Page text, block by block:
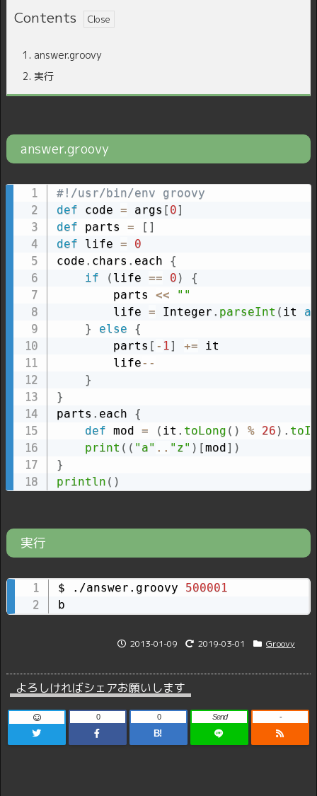
Contents
1. answer.groovy
2. 実行
answer.groovy
#!/usr/bin/env groovy
def code = args [ 0]
def parts = [ ]
def life =
0
code . chars . each {
if
( life == 0 )
{
        parts
<<
""
        life
= Integer . parseInt ( it
}
else
{
        parts
[ - 1] += it
        life
--
}
}
parts . each {
def mod = ( it . toLong ( ) % 26 ) .
print ( ( "a" .. "z" ) [mod] )
}
println ( )
実行
$ ./answer.groovy 500001
b
2013-01-09 2019-03-01 Groovy
よろしければシェアお願いします
0
B!
0 Send -